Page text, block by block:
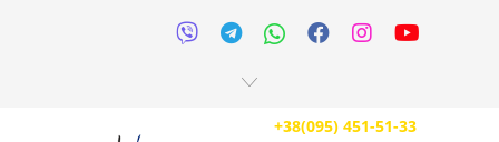
     
+38(095) 451-51-33